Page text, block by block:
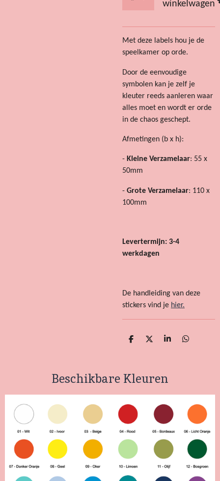
winkelwagen
Met deze labels hou je de
speelkamer op orde.
Door de eenvoudige
symbolen kan je zelf je
kleuter reeds aanleren waar
alles moet en wordt er orde
in de chaos geschept.
Afmetingen (b x h):
- Kleine Verzamelaar: 55 x
50mm
- Grote Verzamelaar: 110 x
100mm
Levertermijn: 3-4
werkdagen
De handleiding van deze
stickers vind je hier.
D
n
D
S
e
D
Beschikbare Kleuren